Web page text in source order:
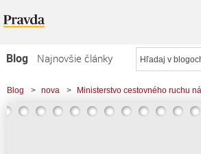
Blog
Najnovšie články
Najčítanejšie články
Najkomentovanejšie články
Blog > nova > Ministerstvo cestovného ruchu